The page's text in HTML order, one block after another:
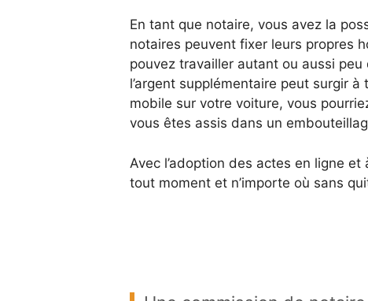
En tant que notaire, vous avez la
notaires peuvent fixer leurs propres
pouvez travailler autant ou aussi
l’argent supplémentaire peut surgir
mobile sur votre voiture, vous
vous êtes assis dans un
Avec l’adoption des actes en ligne
tout moment et n’importe où sans